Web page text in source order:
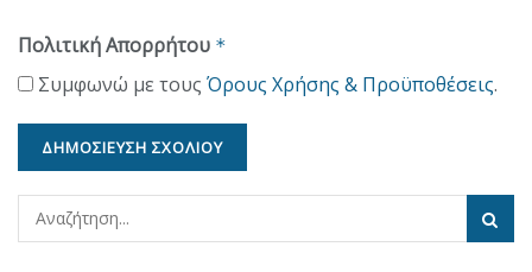
Πολιτική Απορρήτου *
Συμφωνώ με τους Όρους Χρήσης & Προϋποθέσεις.